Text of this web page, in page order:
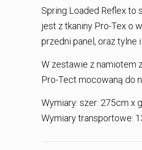
Spring Loaded Reflex to
jest z tkaniny Pro-Tex o
przedni panel, oraz tylne
W zestawie z namiotem
Pro-Tect mocowaną do
Wymiary: szer: 275cm x
Wymiary transportowe: